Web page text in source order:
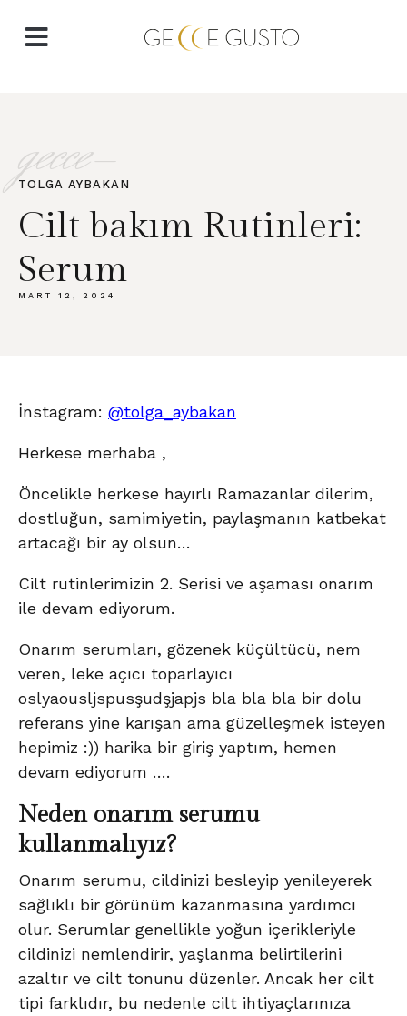
gecce-
TOLGA AYBAKAN​
Cilt bakım Rutinleri:
Serum
MART 12, 2024
İnstagram: @tolga_aybakan
Herkese merhaba ,
Öncelikle herkese hayırlı Ramazanlar dilerim,
dostluğun, samimiyetin, paylaşmanın katbekat
artacağı bir ay olsun…
Cilt rutinlerimizin 2. Serisi ve aşaması onarım
ile devam ediyorum.
Onarım serumları, gözenek küçültücü, nem
veren, leke açıcı toparlayıcı
oslyaousljspusşudşjapjs bla bla bla bir dolu
referans yine karışan ama güzelleşmek isteyen
hepimiz :)) harika bir giriş yaptım, hemen
devam ediyorum ….
Neden onarım serumu
kullanmalıyız?
Onarım serumu, cildinizi besleyip yenileyerek
sağlıklı bir görünüm kazanmasına yardımcı
olur. Serumlar genellikle yoğun içerikleriyle
cildinizi nemlendirir, yaşlanma belirtilerini
azaltır ve cilt tonunu düzenler. Ancak her cilt
tipi farklıdır, bu nedenle cilt ihtiyaçlarınıza